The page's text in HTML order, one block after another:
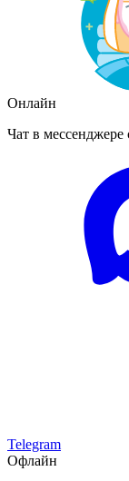
Онлайн
Чат в мессенджере
Telegram
Офлайн